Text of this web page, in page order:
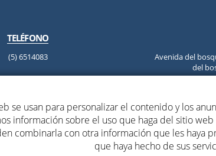
TELÉFONO
(5) 6514083
Avenida del
del
OCCUPATIONAL2026|Aviso
se usan para personalizar el contenido y los
información sobre el uso que haga del sitio
combinarla con otra información que les haya
que haya hecho de sus